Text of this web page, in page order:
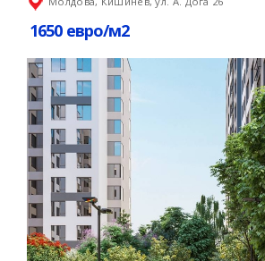
1650 евро/м2